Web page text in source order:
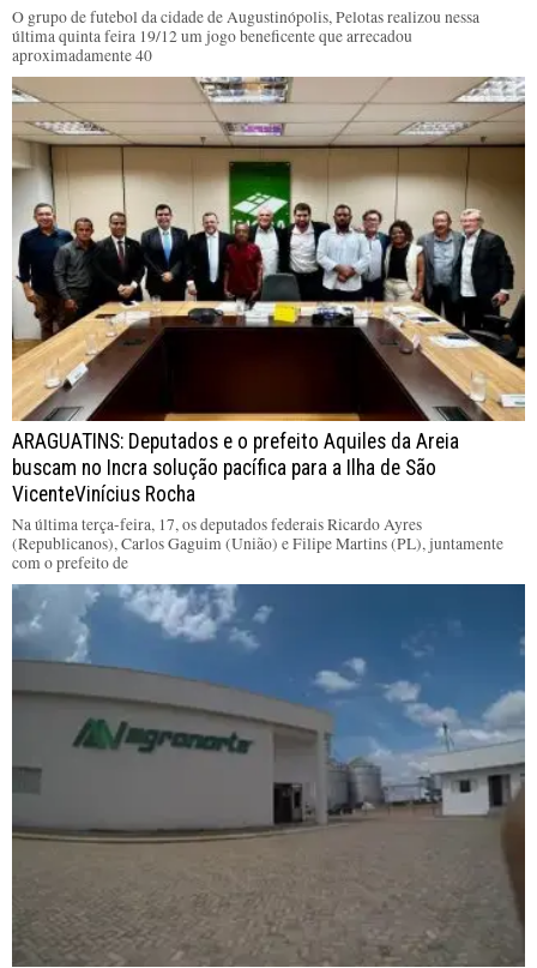
O grupo de futebol da cidade de Augustinópolis, Pelotas realizou nessa
última quinta feira 19/12 um jogo beneficente que arrecadou
aproximadamente 40
ARAGUATINS: Deputados e o prefeito Aquiles da Areia
buscam no Incra solução pacífica para a Ilha de São
VicenteVinícius Rocha
Na última terça-feira, 17, os deputados federais Ricardo Ayres
(Republicanos), Carlos Gaguim (União) e Filipe Martins (PL), juntamente
com o prefeito de